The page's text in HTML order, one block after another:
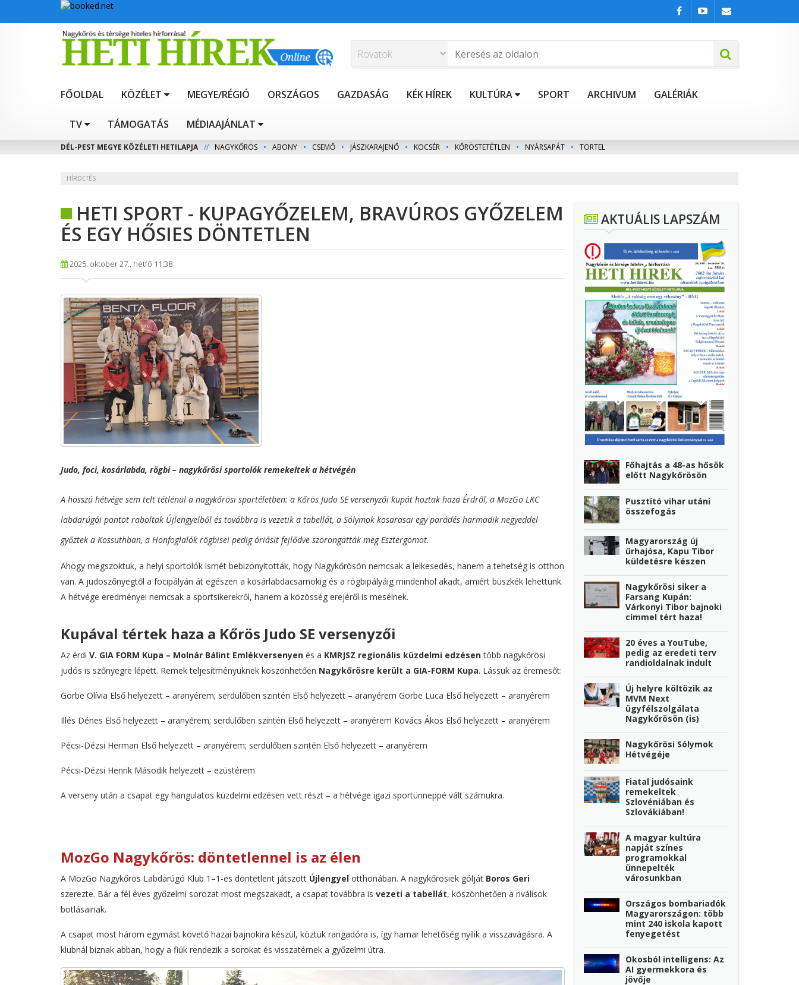
FŐOLDAL KÖZÉLET MEGYE/RÉGIÓ ORSZÁGOS GAZDASÁG KÉK HÍREK KULTÚRA SPORT ARCHIVUM GALÉRIÁK
TV TÁMOGATÁS MÉDIAAJÁNLAT
DÉL-PEST MEGYE KÖZÉLETI HETILAPJA // NAGYKŐRÖS • ABONY • CSEMŐ • JÁSZKARAJENŐ • KOCSÉR • KŐRÖSTETÉTLEN • NYÁRSAPÁT • TÖRTEL
HÍRDETÉS
HETI SPORT - KUPAGYŐZELEM, BRAVÚROS GYŐZELEM
ÉS EGY HŐSIES DÖNTETLEN
2025. oktober 27., hétfő 11:38
Judo, foci, kosárlabda, rögbi – nagykőrösi sportolók remekeltek a hétvégén
A hosszú hétvége sem telt tétlenül a nagykőrösi sportéletben: a Kőrös Judo SE versenyzői kupát hoztak haza Érdről, a MozGo LKC
labdarúgói pontot raboltak Újlengyelből és továbbra is vezetik a tabellát, a Sólymok kosarasai egy parádés harmadik negyeddel
győztek a Kossuthban, a Honfoglalók rögbisei pedig óriásit fejlődve szorongatták meg Esztergomot.
Ahogy megszoktuk, a helyi sportolók ismét bebizonyították, hogy Nagykőrösön nemcsak a lelkesedés, hanem a tehetség is otthon
van. A judoszőnyegtől a focipályán át egészen a kosárlabdacsarnokig és a rögbipályáig mindenhol akadt, amiért büszkék lehettünk.
A hétvége eredményei nemcsak a sportsikerekről, hanem a közösség erejéről is mesélnek.
Kupával tértek haza a Kőrös Judo SE versenyzői
Az érdi V. GIA FORM Kupa – Molnár Bálint Emlékversenyen és a KMRJSZ regionális küzdelmi edzésentöbb nagykőrösi
judós is szőnyegre lépett. Remek teljesítményüknek köszönhetően Nagykőrösre került a GIA-FORM Kupa. Lássuk az éremesőt:
Görbe Olívia Első helyezett – aranyérem; serdülőben szintén Első helyezett – aranyérem Görbe Luca Első helyezett – aranyérem
Illés Dénes Első helyezett – aranyérem; serdülőben szintén Első helyezett – aranyérem Kovács Ákos Első helyezett – aranyérem
Pécsi-Dézsi Herman Első helyezett – aranyérem; serdülőben szintén Első helyezett – aranyérem
Pécsi-Dézsi Henrik Második helyezett – ezüstérem
A verseny után a csapat egy hangulatos küzdelmi edzésen vett részt – a hétvége igazi sportünneppé vált számukra.
MozGo Nagykőrös: döntetlennel is az élen
A MozGo Nagykőrös Labdarúgó Klub 1–1-es döntetlent játszott Újlengyel otthonában. A nagykőrösiek gólját Boros Geri
szerezte. Bár a fél éves győzelmi sorozat most megszakadt, a csapat továbbra is vezeti a tabellát, köszönhetően a riválisok
botlásainak.
A csapat most három egymást követő hazai bajnokira készül, köztük rangadóra is, így hamar lehetőség nyílik a visszavágásra. A
klubnál bíznak abban, hogy a fiúk rendezik a sorokat és visszatérnek a győzelmi útra.
AKTUÁLIS LAPSZÁM
Főhajtás a 48-as hősök
előtt Nagykőrösön
Pusztító vihar utáni
összefogás
Magyarország új
űrhajósa, Kapu Tibor
küldetésre készen
Nagykőrösi siker a
Farsang Kupán:
Várkonyi Tibor bajnoki
címmel tért haza!
20 éves a YouTube,
pedig az eredeti terv
randioldalnak indult
Új helyre költözik az
MVM Next
ügyfélszolgálata
Nagykőrösön (is)
Nagykőrösi Sólymok
Hétvégéje
Fiatal judósaink
remekeltek
Szlovéniában és
Szlovákiában!
A magyar kultúra
napját színes
programokkal
ünnepelték
városunkban
Országos bombariadók
Magyarországon: több
mint 240 iskola kapott
fenyegetést
Okosból intelligens: Az
AI gyermekkora és
jövője